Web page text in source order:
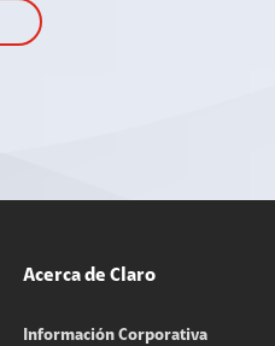
Acerca de Claro
Información Corporativa